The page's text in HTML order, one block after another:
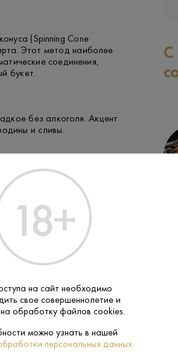
(Spinning Cone
Этот метод наиболее
соединения,
букет.
без алкоголя. Акцент
и сливы.
С
Сахар:
Регион: Пфальц
на сайт необходимо
свое совершеннолетие и
на обработку файлов cookies.
можно узнать в нашей
персональных данных